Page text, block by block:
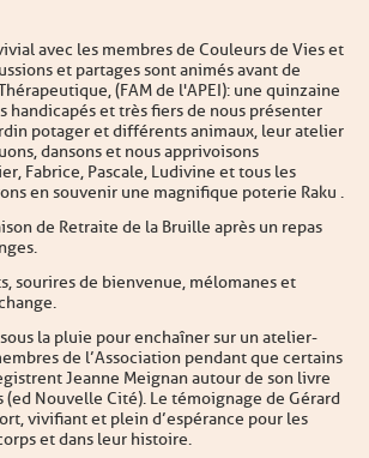
avec les membres de Couleurs de Vies et
et partages sont animés avant de
(FAM de l'APEI): une quinzaine
handicapés et très fiers de nous présenter
potager et différents animaux, leur atelier
dansons et nous apprivoisons
Fabrice, Pascale, Ludivine et tous les
en souvenir une magnifique poterie Raku .
de Retraite de la Bruille après un repas
sourires de bienvenue, mélomanes et
la pluie pour enchaîner sur un atelier-
de l’Association pendant que certains
Jeanne Meignan autour de son livre
(ed Nouvelle Cité). Le témoignage de Gérard
vivifiant et plein d’espérance pour les
et dans leur histoire.